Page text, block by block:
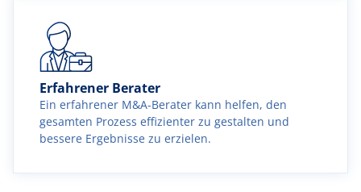
Erfahrener Berater
Ein erfahrener M&A-Berater kann helfen, den
gesamten Prozess effizienter zu gestalten und
bessere Ergebnisse zu erzielen.